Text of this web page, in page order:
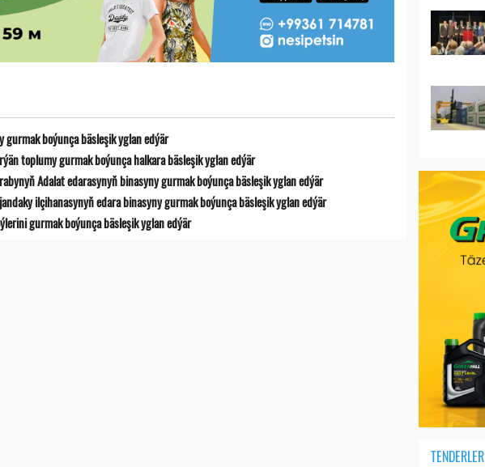
boýunça bäsleşik yglan edýär
toplumy gurmak boýunça halkara bäsleşik yglan edýär
Adalat edarasynyň binasyny gurmak boýunça bäsleşik yglan edýär
ilçihanasynyň edara binasyny gurmak boýunça bäsleşik yglan edýär
gurmak boýunça bäsleşik yglan edýär
TENDERLER